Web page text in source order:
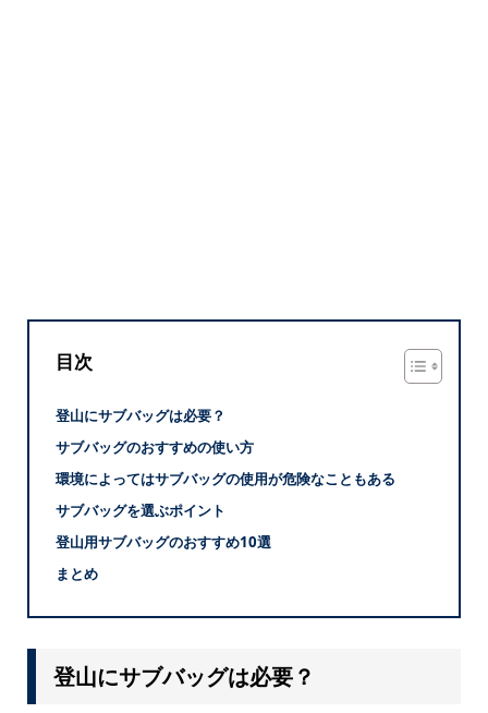
目次
登山にサブバッグは必要？
サブバッグのおすすめの使い方
環境によってはサブバッグの使用が危険なこともある
サブバッグを選ぶポイント
登山用サブバッグのおすすめ10選
まとめ
登山にサブバッグは必要？